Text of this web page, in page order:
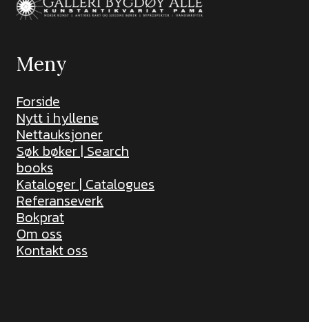
Meny
Forside
Nytt i hyllene
Nettauksjoner
Søk bøker | Search
books
Kataloger | Catalogues
Referanseverk
Bokprat
Om oss
Kontakt oss